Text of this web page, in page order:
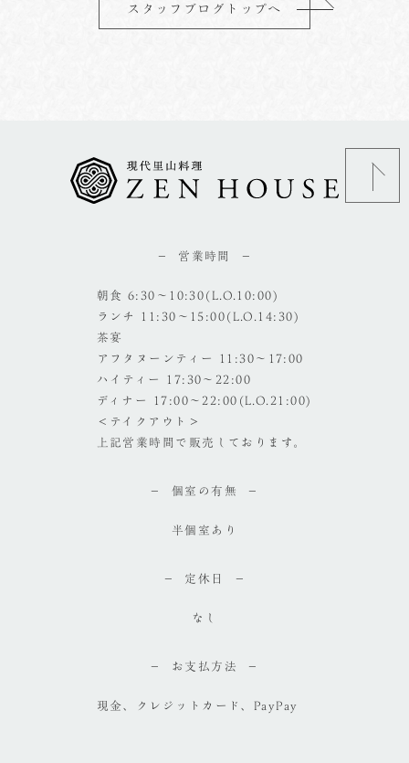
スタッフブログトップへ
営業時間
朝食 6:30～10:30(L.O.10:00)
ランチ 11:30～15:00(L.O.14:30)
茶宴
アフタヌーンティー 11:30～17:00
ハイティー 17:30～22:00
ディナー 17:00～22:00(L.O.21:00)
＜テイクアウト＞
上記営業時間で販売しております。
個室の有無
半個室あり
定休日
なし
お支払方法
現金、クレジットカード、PayPay